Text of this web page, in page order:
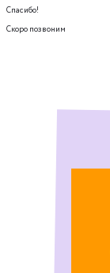
Спасибо!
Скоро позвоним